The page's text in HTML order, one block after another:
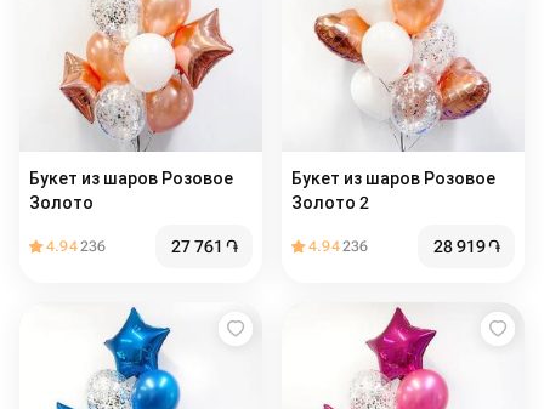
Букет из шаров Розовое
Золото
4.94236 27 761 ֏
Букет из шаров Розовое
Золото 2
4.94236 28 919֏